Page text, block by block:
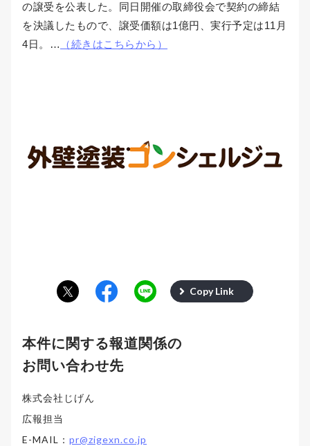
の譲受を公表した。同日開催の取締役会で契約の締結
を決議したもので、譲受価額は1億円、実行予定は11月
4日。…
（続きはこちらから）
Copy Link
本件に関する報道関係の
お問い合わせ先
株式会社じげん
広報担当
E-MAIL： pr@zigexn.co.jp